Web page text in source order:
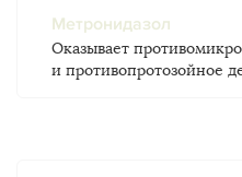
Метронидазол
Оказывает
и противопротозойное